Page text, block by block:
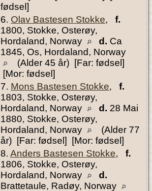
fødsel]
6. Olav Bastesen Stokke, f.
1800, Stokke, Osterøy,
Hordaland, Norway
d. Ca
1845, Os, Hordaland, Norway
(Alder 45 år) [Far: fødsel]
[Mor: fødsel]
7. Mons Bastesen Stokke, f.
1803, Stokke, Osterøy,
Hordaland, Norway
d. 28 Mai
1880, Stokke, Osterøy,
Hordaland, Norway
(Alder 77
år) [Far: fødsel] [Mor: fødsel]
8. Anders Bastesen Stokke, f.
1806, Stokke, Osterøy,
Hordaland, Norway
d.
Brattetaule, Radøy, Norway